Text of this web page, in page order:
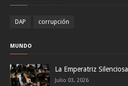
DAP corrupción
MUNDO
La Emperatriz Silenciosa
Julio 03, 2026